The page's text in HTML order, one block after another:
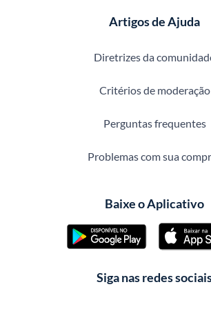
Artigos de Ajuda
Diretrizes da
Critérios de moderação
Perguntas frequentes
Problemas com sua
Baixe o Aplicativo
Siga nas redes